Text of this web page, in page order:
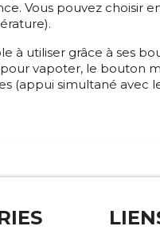
Vous pouvez choisir
à utiliser grâce à ses
vapoter, le bouton
(appui simultané avec